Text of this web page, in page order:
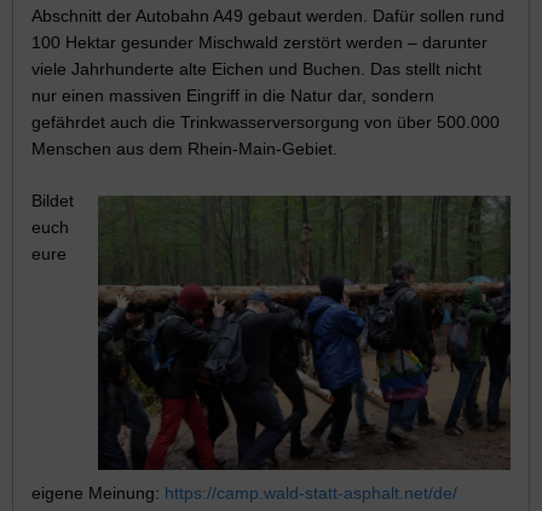
Abschnitt der Autobahn A49 gebaut werden. Dafür sollen rund
100 Hektar gesunder Mischwald zerstört werden – darunter
viele Jahrhunderte alte Eichen und Buchen. Das stellt nicht
nur einen massiven Eingriff in die Natur dar, sondern
gefährdet auch die Trinkwasserversorgung von über 500.000
Menschen aus dem Rhein-Main-Gebiet.
Bildet
euch
eure
eigene Meinung: https://camp.wald-statt-asphalt.net/de/